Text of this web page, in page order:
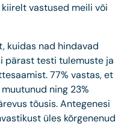
vastused meili või
kuidas nad hindavad
pärast testi tulemuste ja
77% vastas, et
ning 23%
tõusis. Antegenesi
üles kõrgenenud